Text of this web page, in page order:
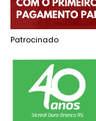
Patrocinado